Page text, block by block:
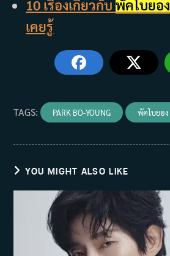
10 เรื่องเกี่ยวกับพัคโบยอง
เคยรู้
TAGS: PARK BO-YOUNG พัคโบยอง
YOU MIGHT ALSO LIKE